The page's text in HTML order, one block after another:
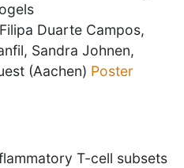
Duarte Campos,
Sandra Johnen,
(Aachen) Poster
T-cell subsets